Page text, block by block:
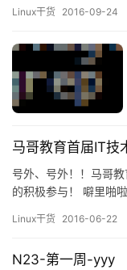
创建：touch 元数据属
Linux干货 2016-09-24
马哥教育首届IT技
号外、号外！！马哥
的积极参与！ 噼里啪
是与众不同，全银河
台供大家随意围观和
Linux干货 2016-06-22
N23-第一周-yyy